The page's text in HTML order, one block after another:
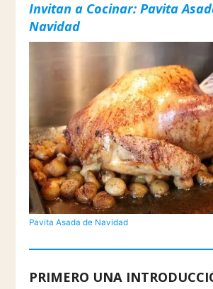
Invitan a Cocinar: Pavita
Navidad
Pavita Asada de Navidad
PRIMERO UNA